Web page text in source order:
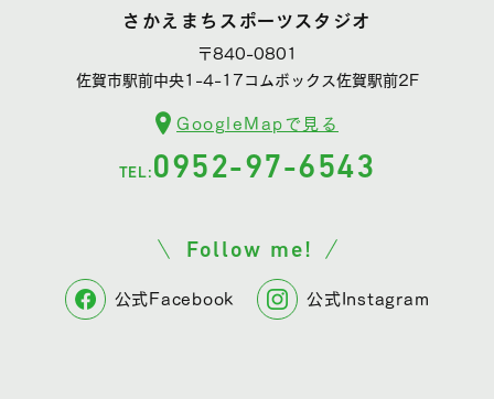
さかえまちスポーツスタジオ
〒840-0801
佐賀市駅前中央1-4-17コムボックス佐賀駅前2F
GoogleMapで見る
TEL: 0952-97-6543
Follow me!
公式Facebook 公式Instagram